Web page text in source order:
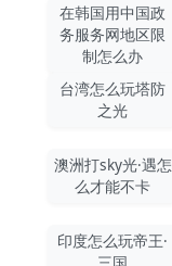
在韩国用中国政
务服务网地区限
制怎么办
台湾怎么玩塔防
之光
澳洲打sky光·遇怎
么才能不卡
印度怎么玩帝王·
三国